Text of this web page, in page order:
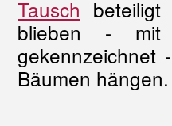
Tausch
blieben - mit
gekennzeichnet
Bäumen